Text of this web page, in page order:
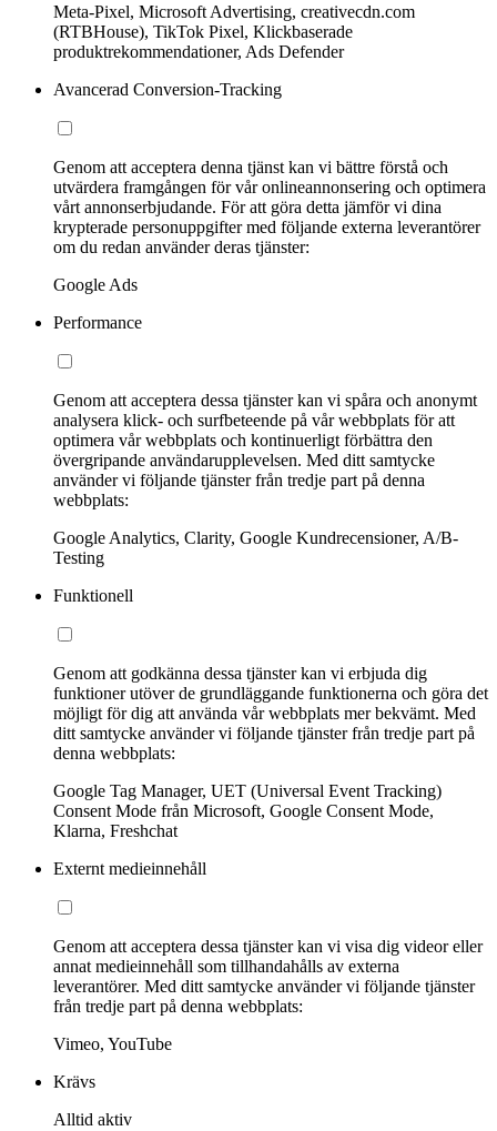
Meta-Pixel, Microsoft Advertising, creativecdn.com
(RTBHouse), TikTok Pixel, Klickbaserade
produktrekommendationer, Ads Defender
Avancerad Conversion-Tracking
Genom att acceptera denna tjänst kan vi bättre förstå och
utvärdera framgången för vår onlineannonsering och optimera
vårt annonserbjudande. För att göra detta jämför vi dina
krypterade personuppgifter med följande externa leverantörer
om du redan använder deras tjänster:
Google Ads
Performance
Genom att acceptera dessa tjänster kan vi spåra och anonymt
analysera klick- och surfbeteende på vår webbplats för att
optimera vår webbplats och kontinuerligt förbättra den
övergripande användarupplevelsen. Med ditt samtycke
använder vi följande tjänster från tredje part på denna
webbplats:
Google Analytics, Clarity, Google Kundrecensioner, A/B-
Testing
Funktionell
Genom att godkänna dessa tjänster kan vi erbjuda dig
funktioner utöver de grundläggande funktionerna och göra det
möjligt för dig att använda vår webbplats mer bekvämt. Med
ditt samtycke använder vi följande tjänster från tredje part på
denna webbplats:
Google Tag Manager, UET (Universal Event Tracking)
Consent Mode från Microsoft, Google Consent Mode,
Klarna, Freshchat
Externt medieinnehåll
Genom att acceptera dessa tjänster kan vi visa dig videor eller
annat medieinnehåll som tillhandahålls av externa
leverantörer. Med ditt samtycke använder vi följande tjänster
från tredje part på denna webbplats:
Vimeo, YouTube
Krävs
Alltid aktiv